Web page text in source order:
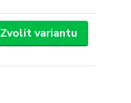
Zvolit variantu